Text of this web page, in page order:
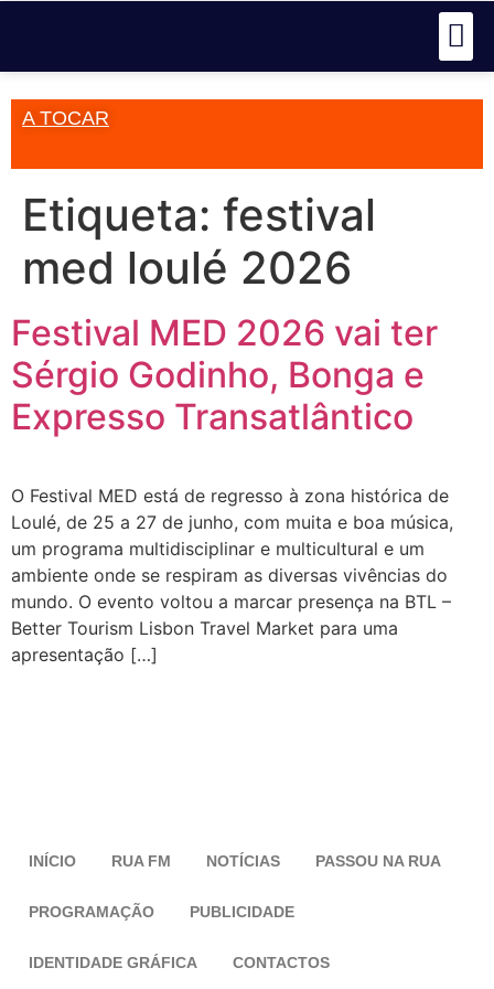
A TOCAR
Etiqueta: festival
med loulé 2026
Festival MED 2026 vai ter
Sérgio Godinho, Bonga e
Expresso Transatlântico
O Festival MED está de regresso à zona histórica de
Loulé, de 25 a 27 de junho, com muita e boa música,
um programa multidisciplinar e multicultural e um
ambiente onde se respiram as diversas vivências do
mundo. O evento voltou a marcar presença na BTL –
Better Tourism Lisbon Travel Market para uma
apresentação […]
INÍCIO RUA FM NOTÍCIAS PASSOU NA RUA
PROGRAMAÇÃO PUBLICIDADE
IDENTIDADE GRÁFICA CONTACTOS